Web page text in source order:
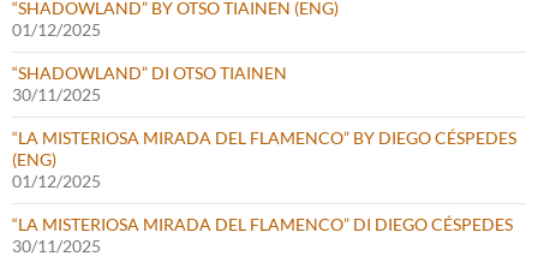
“SHADOWLAND” BY OTSO TIAINEN (ENG)
01/12/2025
“SHADOWLAND” DI OTSO TIAINEN
30/11/2025
“LA MISTERIOSA MIRADA DEL FLAMENCO” BY DIEGO CÉSPEDES
(ENG)
01/12/2025
“LA MISTERIOSA MIRADA DEL FLAMENCO” DI DIEGO CÉSPEDES
30/11/2025